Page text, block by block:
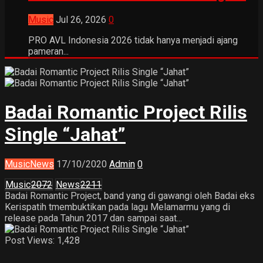
Music Jul 26, 2026 0
PRO AVL Indonesia 2026 tidak hanya menjadi ajang
pameran...
Badai Romantic Project Rilis
Single “Jahat”
MusicNews 17/10/2020 Admin 0
Music2072 News2211
Badai Romantic Project, band yang di gawangi oleh Badai eks
Kerispatih tmembuktikan pada lagu Melamarmu yang di
release pada Tahun 2017 dan sampai saat...
Post Views: 1,428